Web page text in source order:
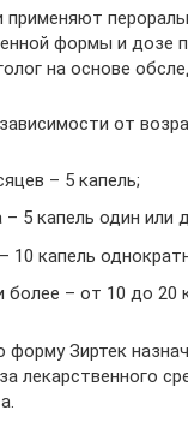
применяют
формы и дозе
на основе
от
– 5 капель;
– 5 капель один или
10 капель
более – от 10 до 20
форму Зиртек
лекарственного